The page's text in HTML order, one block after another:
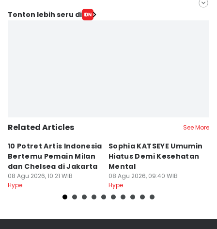
Editor
Tonton lebih seru di
Related Articles See More
10 Potret Artis Indonesia
Bertemu Pemain Milan
dan Chelsea di Jakarta
08 Agu 2026, 10:21 WIB
Hype
Sophia KATSEYE Umumin
Hiatus Demi Kesehatan
Mental
08 Agu 2026, 09:40 WIB
Hype